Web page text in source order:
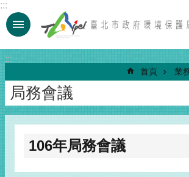
跳到主要內容區塊
:::
:::
首頁 業
局務會議
106年局務會議